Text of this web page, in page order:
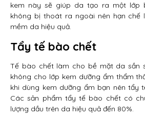
kem này sẽ giúp da tạo ra một lớp
không bị thoát ra ngoài nên hạn chế
mềm da hiệu quả.
Tẩy tế bào chết
Tế bào chết làm cho bề mặt da sần
không cho lớp kem dưỡng ẩm thẩm
khi dùng kem dưỡng ẩm bạn nên tẩy
Các sản phẩm tẩy tế bào chết có
lượng dầu trên da hiệu quả đến 80%.